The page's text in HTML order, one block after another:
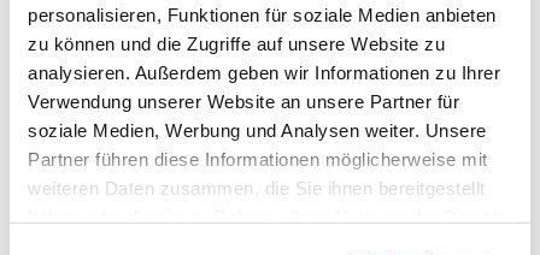
personalisieren, Funktionen für soziale Medien anbieten
zu können und die Zugriffe auf unsere Website zu
analysieren. Außerdem geben wir Informationen zu Ihrer
Verwendung unserer Website an unsere Partner für
soziale Medien, Werbung und Analysen weiter. Unsere
Partner führen diese Informationen möglicherweise mit
weiteren Daten zusammen, die Sie ihnen bereitgestellt
Seniorveteranen gewann Robert Keller
(Mettauertal).(Wolfgang Rytz)
IMPRESSIONEN